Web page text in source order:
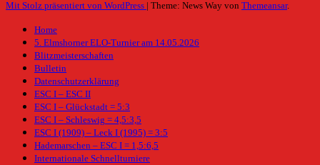
Mit Stolz präsentiert von WordPress
Theme: News Way von Themeansar.
Home
5. Elmshorner ELO-Turnier am 14.05.2026
Blitzmeisterschaften
Bulletin
Datenschutzerklärung
ESC I – ESC II
ESC I – Glückstadt = 5:3
ESC I – Schleswig = 4,5:3,5
ESC I (1909) – Leck I (1995) = 3:5
Hademarschen – ESC I = 1,5:6,5
Internationale Schnellturniere